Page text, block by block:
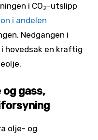
i CO2-utslipp
i andelen
Nedgangen i
hovedsak en kraftig
gass,
olje- og